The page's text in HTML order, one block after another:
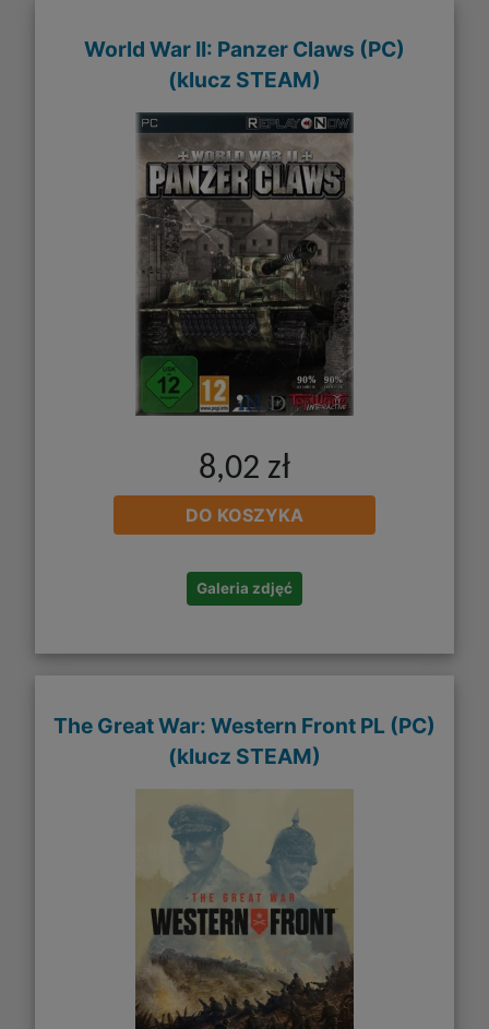
World War II: Panzer Claws (PC)
(klucz STEAM)
8,02 zł
DO KOSZYKA
Galeria zdjęć
The Great War: Western Front PL (PC)
(klucz STEAM)